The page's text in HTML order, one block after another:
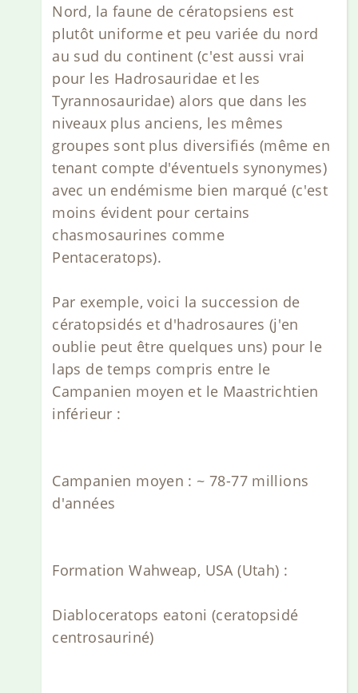
Nord, la faune de cératopsiens est
plutôt uniforme et peu variée du nord
au sud du continent (c'est aussi vrai
pour les Hadrosauridae et les
Tyrannosauridae) alors que dans les
niveaux plus anciens, les mêmes
groupes sont plus diversifiés (même en
tenant compte d'éventuels synonymes)
avec un endémisme bien marqué (c'est
moins évident pour certains
chasmosaurines comme
Pentaceratops).
Par exemple, voici la succession de
cératopsidés et d'hadrosaures (j'en
oublie peut être quelques uns) pour le
laps de temps compris entre le
Campanien moyen et le Maastrichtien
inférieur :
Campanien moyen : ~ 78-77 millions
d'années
Formation Wahweap, USA (Utah) :
Diabloceratops eatoni (ceratopsidé
centrosauriné)